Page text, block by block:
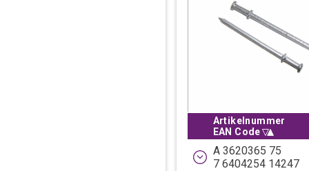
Artikelnummer
EAN Code
Sortiere absteigend
Artikelnummer
EAN Code
A 3620365 75
7 6404254 14247